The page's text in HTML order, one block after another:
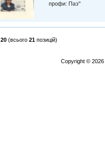
профи: Паэ"
20 (всього 21 позицій)
Copyright © 2026